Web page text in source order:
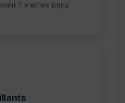
? » et les bons